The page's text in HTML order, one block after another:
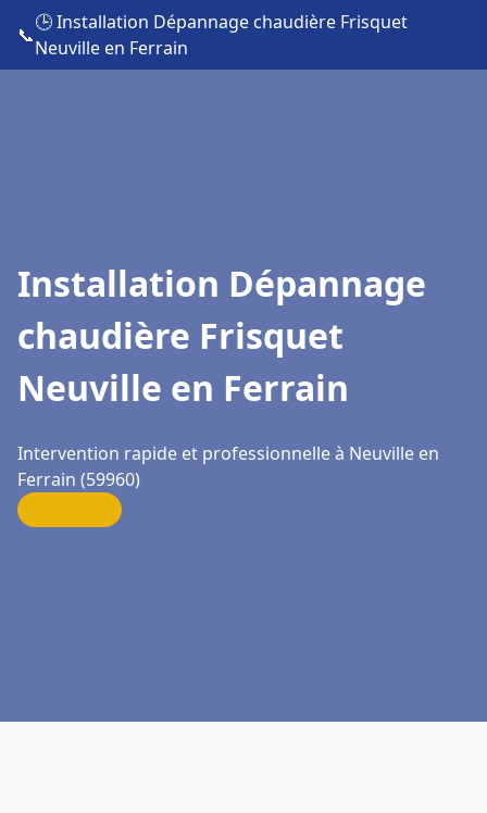
📞
🕒 Installation Dépannage chaudière Frisquet
Neuville en Ferrain
Installation Dépannage
chaudière Frisquet
Neuville en Ferrain
Intervention rapide et professionnelle à Neuville en
Ferrain (59960)